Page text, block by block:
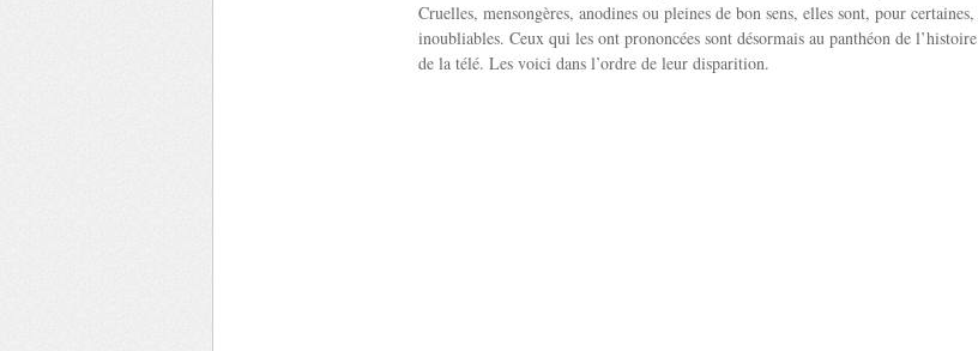
Cruelles, mensongères, anodines ou pleines de bon sens, elles sont, pour certaines,
inoubliables. Ceux qui les ont prononcées sont désormais au panthéon de l’histoire
de la télé. Les voici dans l’ordre de leur disparition.